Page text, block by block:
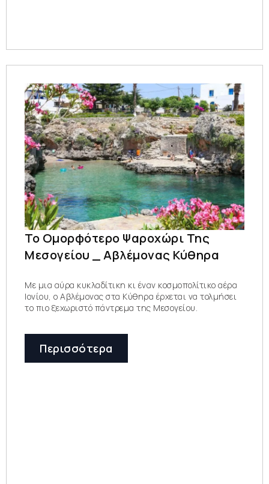
Το Ομορφότερο Ψαροχώρι Της
Μεσογείου _ Αβλέμονας Κύθηρα
Με μια αύρα κυκλαδίτικη κι έναν κοσμοπολίτικο αέρα
Ιονίου, ο Αβλέμονας στα Κύθηρα έρχεται να τολμήσει
το πιο ξεχωριστό πάντρεμα της Μεσογείου.
Περισσότερα